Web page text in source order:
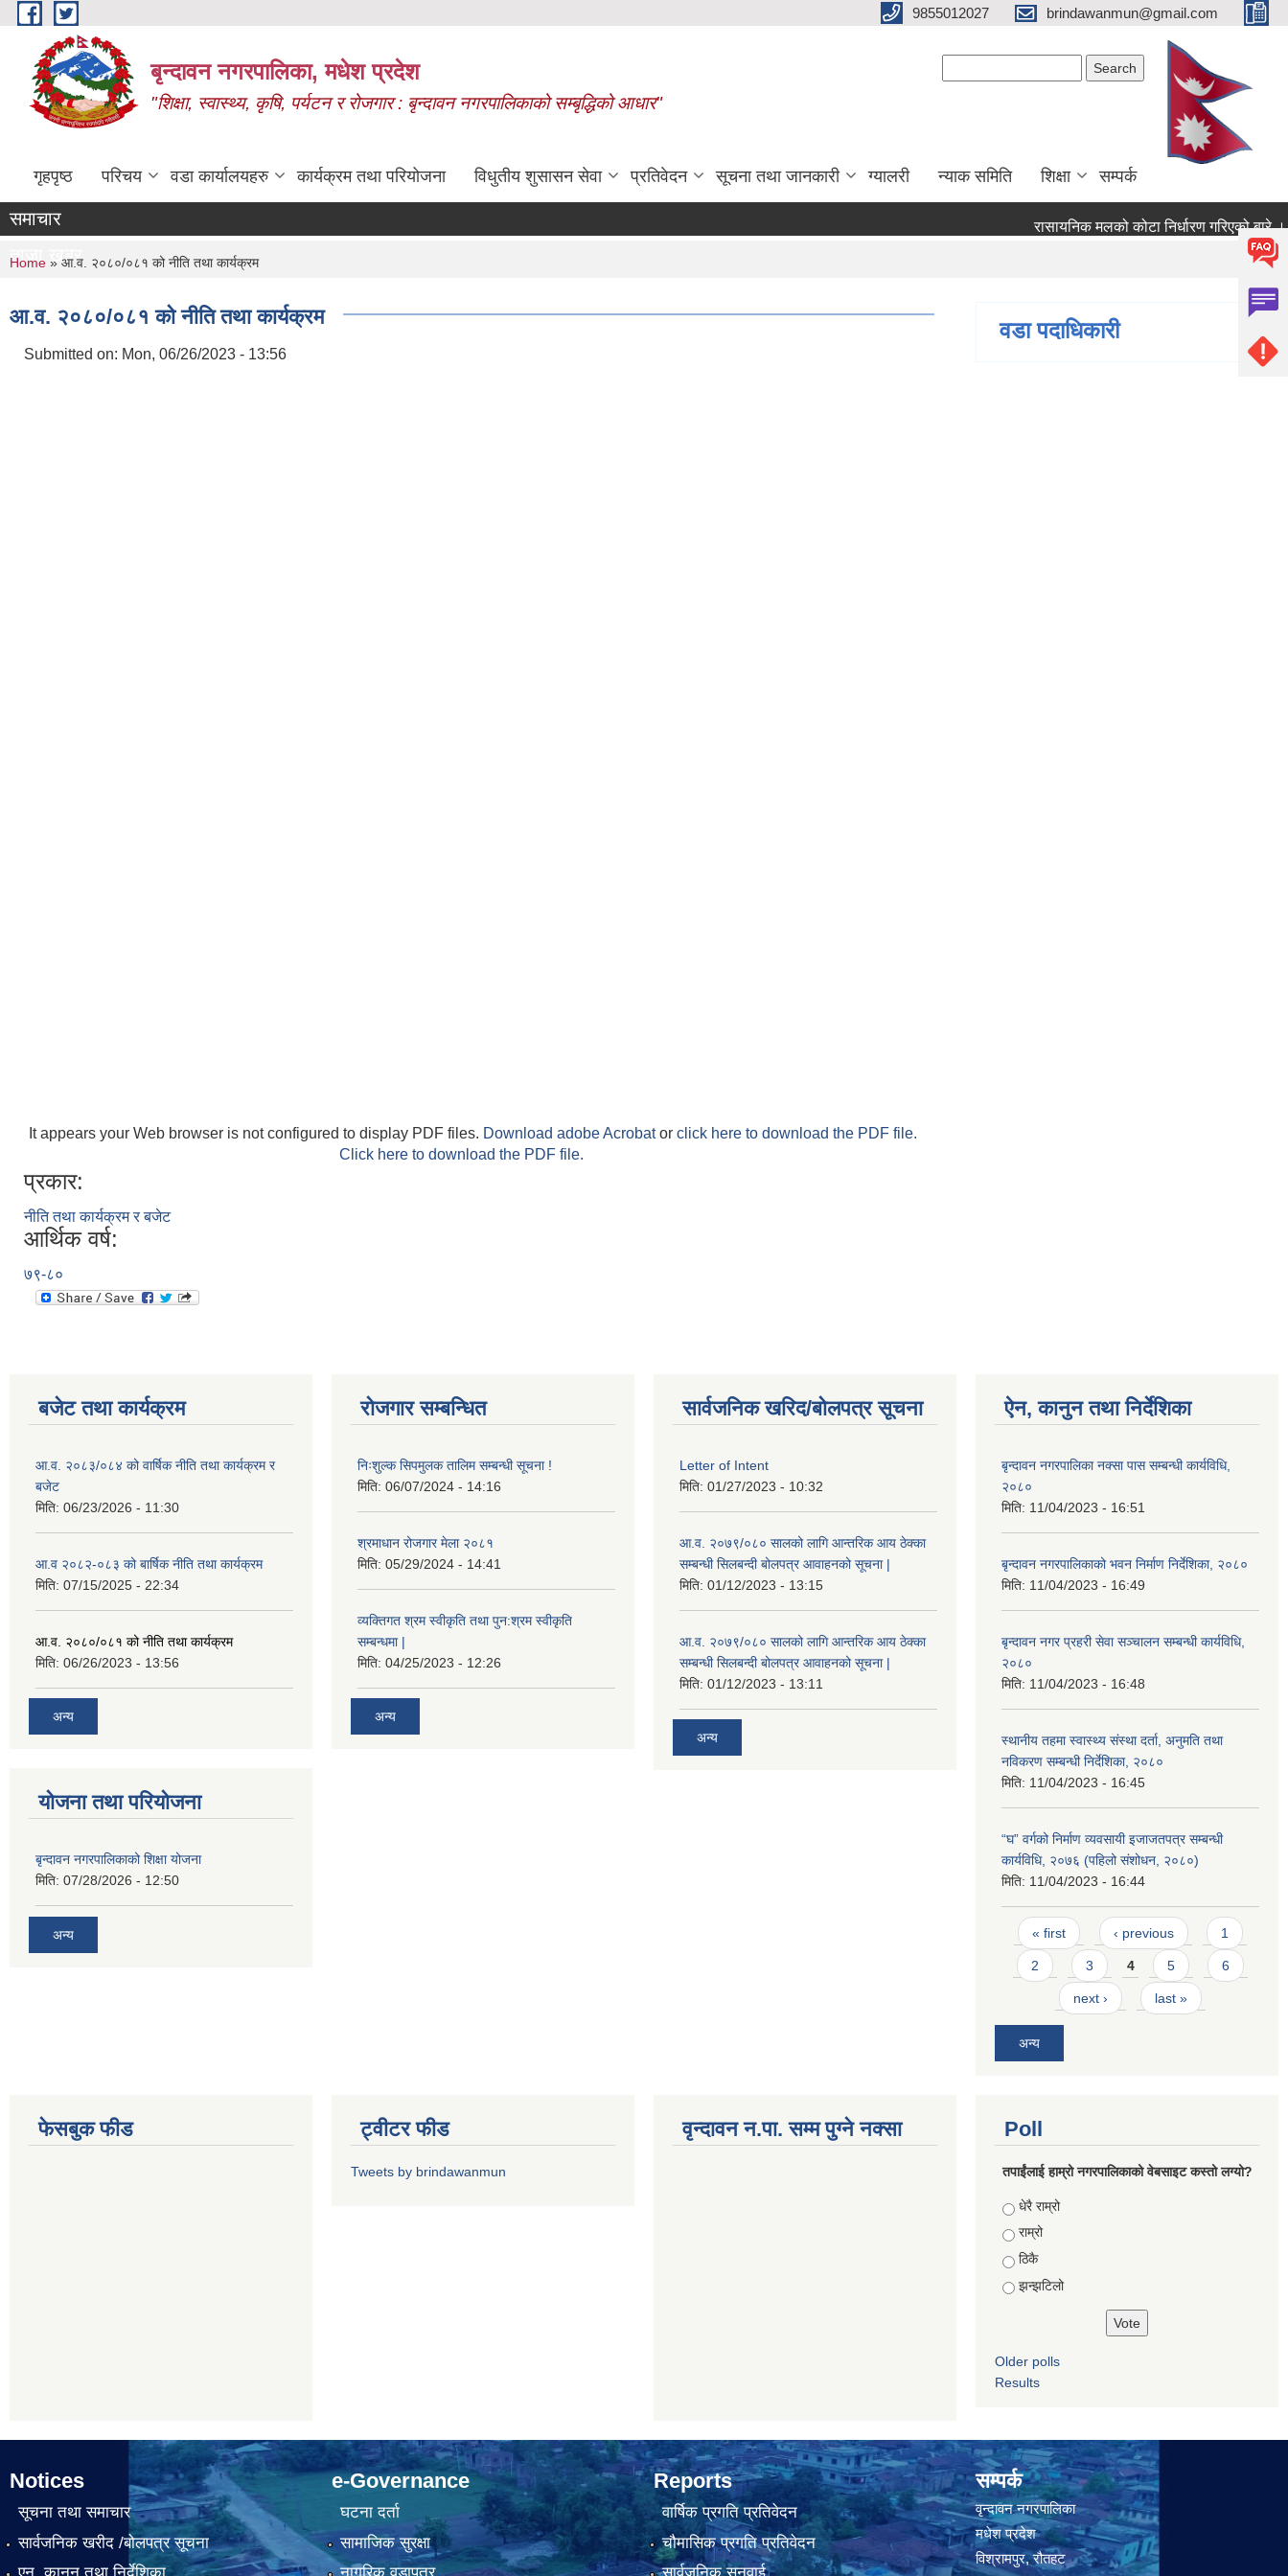
Skip to main content 9855012027 brindawanmun@gmail.com
बृन्दावन नगरपालिका, मधेश प्रदेश
"शिक्षा, स्वास्थ्य, कृषि, पर्यटन र रोजगार : बृन्दावन नगरपालिकाको सम्बृद्धिको आधार"
गृहपृष्ठ परिचय वडा कार्यालयहरु कार्यक्रम तथा परियोजना विधुतीय शुसासन सेवा प्रतिवेदन सूचना तथा जानकारी ग्यालरी न्याक समिति शिक्षा सम्पर्क
समाचार रासायनिक मलको कोटा निर्धारण गरिएको बारे ।
ताजा खबर
You are here
Home » आ.व. २०८०/०८१ को नीति तथा कार्यक्रम
आ.व. २०८०/०८१ को नीति तथा कार्यक्रम
Submitted on: Mon, 06/26/2023 - 13:56
It appears your Web browser is not configured to display PDF files. Download adobe Acrobator click here to download the PDF file.
Click here to download the PDF file.
प्रकार:
नीति तथा कार्यक्रम र बजेट
आर्थिक वर्ष:
७९-८०
वडा पदाधिकारी
बजेट तथा कार्यक्रम
आ.व. २०८३/०८४ को वार्षिक नीति तथा कार्यक्रम र
बजेट
मिति: 06/23/2026 - 11:30
आ.व २०८२-०८३ को बार्षिक नीति तथा कार्यक्रम
मिति: 07/15/2025 - 22:34
आ.व. २०८०/०८१ को नीति तथा कार्यक्रम
मिति: 06/26/2023 - 13:56
अन्य
योजना तथा परियोजना
बृन्दावन नगरपालिकाको शिक्षा योजना
मिति: 07/28/2026 - 12:50
अन्य
रोजगार सम्बन्धित
निःशुल्क सिपमुलक तालिम सम्बन्धी सूचना !
मिति: 06/07/2024 - 14:16
श्रमाधान रोजगार मेला २०८१
मिति: 05/29/2024 - 14:41
व्यक्तिगत श्रम स्वीकृति तथा पुन:श्रम स्वीकृति
सम्बन्धमा |
मिति: 04/25/2023 - 12:26
अन्य
सार्वजनिक खरिद/बोलपत्र सूचना
Letter of Intent
मिति: 01/27/2023 - 10:32
आ.व. २०७९/०८० सालको लागि आन्तरिक आय ठेक्का
सम्बन्धी सिलबन्दी बोलपत्र आवाहनको सूचना |
मिति: 01/12/2023 - 13:15
आ.व. २०७९/०८० सालको लागि आन्तरिक आय ठेक्का
सम्बन्धी सिलबन्दी बोलपत्र आवाहनको सूचना |
मिति: 01/12/2023 - 13:11
अन्य
ऐन, कानुन तथा निर्देशिका
बृन्दावन नगरपालिका नक्सा पास सम्बन्धी कार्यविधि,
२०८०
मिति: 11/04/2023 - 16:51
बृन्दावन नगरपालिकाको भवन निर्माण निर्देशिका, २०८०
मिति: 11/04/2023 - 16:49
बृन्दावन नगर प्रहरी सेवा सञ्चालन सम्बन्धी कार्यविधि,
२०८०
मिति: 11/04/2023 - 16:48
स्थानीय तहमा स्वास्थ्य संस्था दर्ता, अनुमति तथा
नविकरण सम्बन्धी निर्देशिका, २०८०
मिति: 11/04/2023 - 16:45
“घ” वर्गको निर्माण व्यवसायी इजाजतपत्र सम्बन्धी
कार्यविधि, २०७६ (पहिलो संशोधन, २०८०)
मिति: 11/04/2023 - 16:44
Pages
« first ‹ previous 1
2 3 4 5 6
next › last »
अन्य
फेसबुक फीड ट्वीटर फीड
Tweets by brindawanmun
वृन्दावन न.पा. सम्म पुग्ने नक्सा Poll
तपाईंलाई हाम्रो नगरपालिकाको वेबसाइट कस्तो लग्यो?
Choices
धेरै राम्रो
राम्रो
ठिकै
झन्झटिलो
Older polls
Results
Notices
सूचना तथा समाचार
सार्वजनिक खरीद /बोलपत्र सूचना
e-Governance
घटना दर्ता
सामाजिक सुरक्षा
Reports
वार्षिक प्रगति प्रतिवेदन
चौमासिक प्रगति प्रतिवेदन
सम्पर्क
वृन्दावन नगरपालिका
मधेश प्रदेश
विश्रामपुर, रौतहट